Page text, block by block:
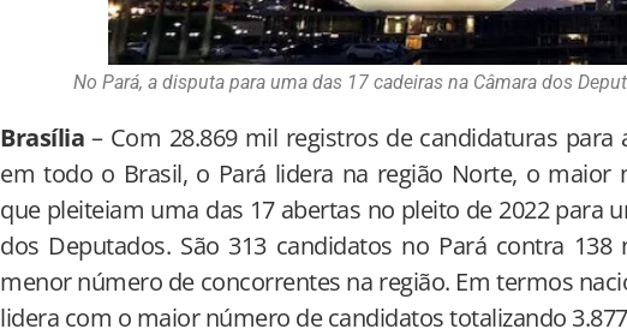
No Pará, a disputa para uma das 17 cadeiras na Câmara dos
Brasília – Com 28.869 mil registros de candidaturas para
em todo o Brasil, o Pará lidera na região Norte, o maior
que pleiteiam uma das 17 abertas no pleito de 2022 para
dos Deputados. São 313 candidatos no Pará contra 138
menor número de concorrentes na região. Em termos
lidera com o maior número de candidatos totalizando